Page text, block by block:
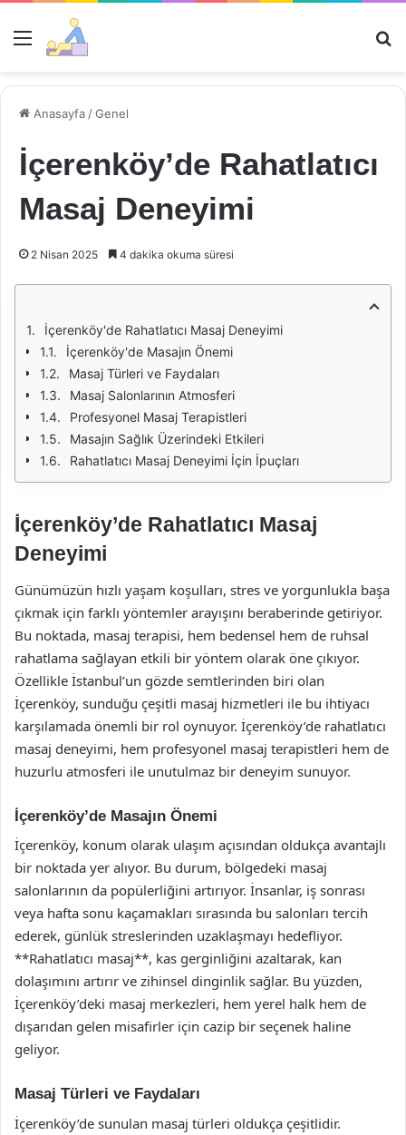
Menü
Anasayfa /Genel
İçerenköy’de Rahatlatıcı
Masaj Deneyimi
2 Nisan 2025 4 dakika okuma süresi
İçerenköy'de Rahatlatıcı Masaj Deneyimi
İçerenköy'de Masajın Önemi
Masaj Türleri ve Faydaları
Masaj Salonlarının Atmosferi
Profesyonel Masaj Terapistleri
Masajın Sağlık Üzerindeki Etkileri
Rahatlatıcı Masaj Deneyimi İçin İpuçları
İçerenköy’de Rahatlatıcı Masaj
Deneyimi
Günümüzün hızlı yaşam koşulları, stres ve yorgunlukla başa
çıkmak için farklı yöntemler arayışını beraberinde getiriyor.
Bu noktada, masaj terapisi, hem bedensel hem de ruhsal
rahatlama sağlayan etkili bir yöntem olarak öne çıkıyor.
Özellikle İstanbul’un gözde semtlerinden biri olan
İçerenköy, sunduğu çeşitli masaj hizmetleri ile bu ihtiyacı
karşılamada önemli bir rol oynuyor. İçerenköy’de rahatlatıcı
masaj deneyimi, hem profesyonel masaj terapistleri hem de
huzurlu atmosferi ile unutulmaz bir deneyim sunuyor.
İçerenköy’de Masajın Önemi
İçerenköy, konum olarak ulaşım açısından oldukça avantajlı
bir noktada yer alıyor. Bu durum, bölgedeki masaj
salonlarının da popülerliğini artırıyor. İnsanlar, iş sonrası
veya hafta sonu kaçamakları sırasında bu salonları tercih
ederek, günlük streslerinden uzaklaşmayı hedefliyor.
**Rahatlatıcı masaj**, kas gerginliğini azaltarak, kan
dolaşımını artırır ve zihinsel dinginlik sağlar. Bu yüzden,
İçerenköy’deki masaj merkezleri, hem yerel halk hem de
dışarıdan gelen misafirler için cazip bir seçenek haline
geliyor.
Masaj Türleri ve Faydaları
İçerenköy’de sunulan masaj türleri oldukça çeşitlidir.